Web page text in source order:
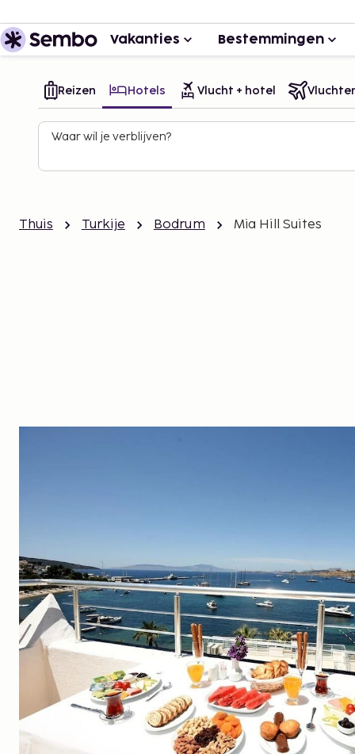
Vakanties Bestemmingen
Reizen Hotels Vlucht + hotel
Waar wil je verblijven?
Thuis Turkije Bodrum Mia Hill Suites